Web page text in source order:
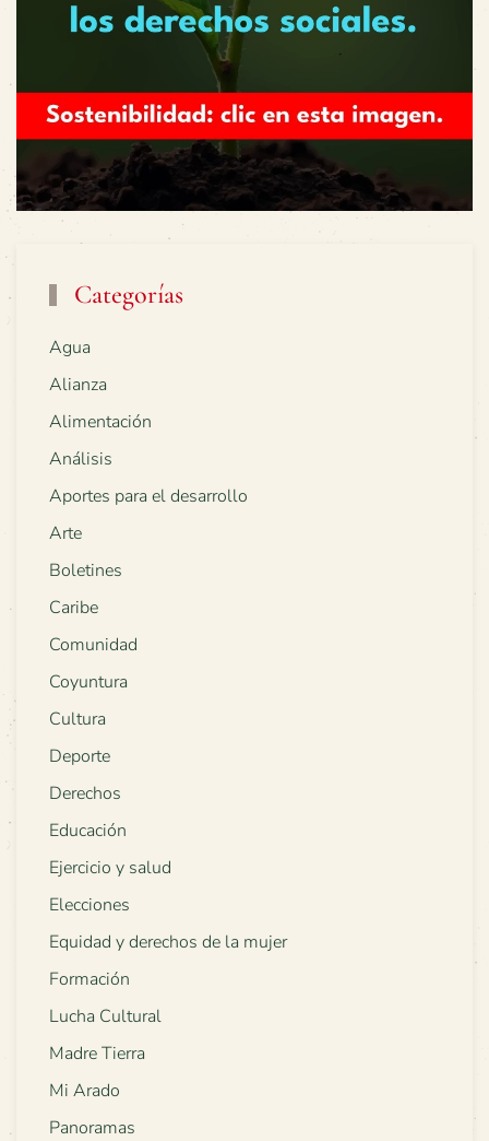
Categorías
Agua
Alianza
Alimentación
Análisis
Aportes para el desarrollo
Arte
Boletines
Caribe
Comunidad
Coyuntura
Cultura
Deporte
Derechos
Educación
Ejercicio y salud
Elecciones
Equidad y derechos de la mujer
Formación
Lucha Cultural
Madre Tierra
Mi Arado
Panoramas